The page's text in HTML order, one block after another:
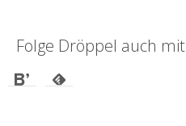
Facebook
anzeigen
Twitter
anzeigen
Instagram
anzeigen
Pinterest
anzeigen
Folge Dröppel auch mit